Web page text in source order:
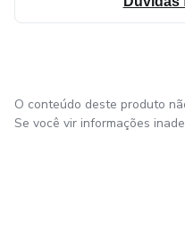
O conteúdo deste produto
Se você vir informações